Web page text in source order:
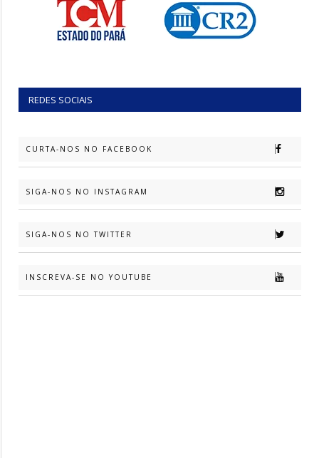
REDES SOCIAIS
CURTA-NOS NO FACEBOOK
SIGA-NOS NO INSTAGRAM
SIGA-NOS NO TWITTER
INSCREVA-SE NO YOUTUBE